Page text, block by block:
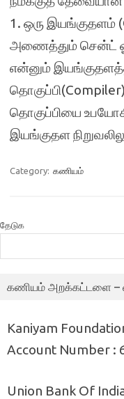
1. ஒரு இயங்குதளம்
அணைத்தும் சென்ட்
என்னும்
தொகுப்பியை
இயங்குதள
Category: கணியம்
தேடுக
கணியம் அறக்கட்டளை –
Kaniyam
Account Number :
Union Bank Of